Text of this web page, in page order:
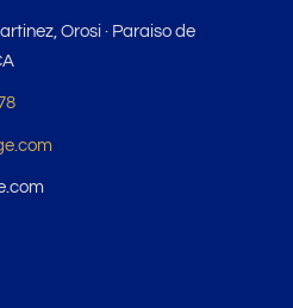
Orosi · Paraiso de